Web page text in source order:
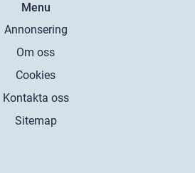
Menu
Annonsering
Om oss
Cookies
Kontakta oss
Sitemap